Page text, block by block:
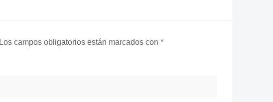
Los campos obligatorios están marcados con *